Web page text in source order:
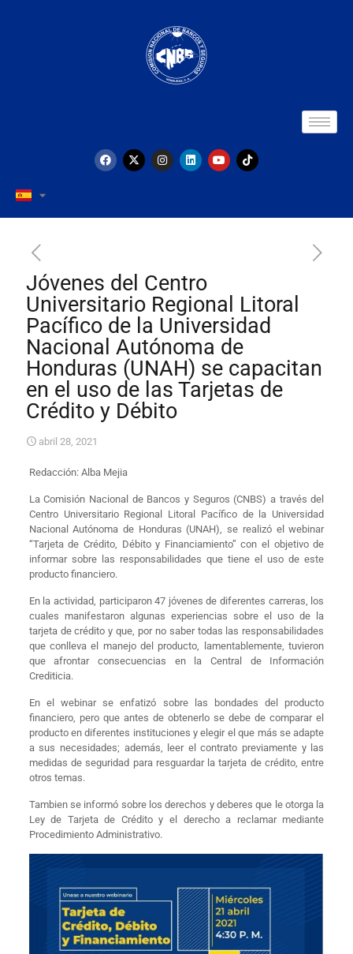
Jóvenes del Centro
Universitario Regional Litoral
Pacífico de la Universidad
Nacional Autónoma de
Honduras (UNAH) se capacitan
en el uso de las Tarjetas de
Crédito y Débito
abril 28, 2021
Redacción: Alba Mejia
La Comisión Nacional de Bancos y Seguros (CNBS) a través del
Centro Universitario Regional Litoral Pacífico de la Universidad
Nacional Autónoma de Honduras (UNAH), se realizó el webinar
“Tarjeta de Crédito, Débito y Financiamiento” con el objetivo de
informar sobre las responsabilidades que tiene el uso de este
producto financiero.
En la actividad, participaron 47 jóvenes de diferentes carreras, los
cuales manifestaron algunas experiencias sobre el uso de la
tarjeta de crédito y que, por no saber todas las responsabilidades
que conlleva el manejo del producto, lamentablemente, tuvieron
que afrontar consecuencias en la Central de Información
Crediticia.
En el webinar se enfatizó sobre las bondades del producto
financiero, pero que antes de obtenerlo se debe de comparar el
producto en diferentes instituciones y elegir el que más se adapte
a sus necesidades; además, leer el contrato previamente y las
medidas de seguridad para resguardar la tarjeta de crédito, entre
otros temas.
Tambien se informó sobre los derechos y deberes que le otorga la
Ley de Tarjeta de Crédito y el derecho a reclamar mediante
Procedimiento Administrativo.